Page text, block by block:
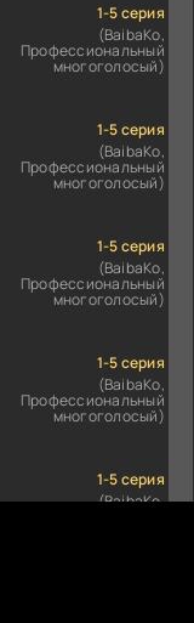
1-5 серия
(BaibaKo,
Профессиональный
многоголосый)
1-5 серия
(BaibaKo,
Профессиональный
многоголосый)
1-5 серия
(BaibaKo,
Профессиональный
многоголосый)
1-5 серия
(BaibaKo,
Профессиональный
многоголосый)
1-5 серия
(BaibaKo,